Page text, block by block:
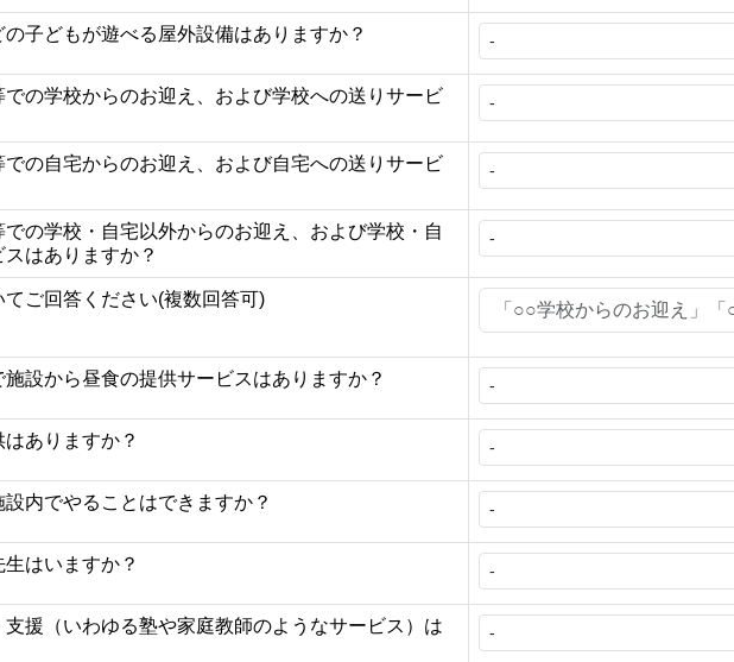
子どもが遊べる屋外設備はありますか？
の学校からのお迎え、および学校への送りサービ
の自宅からのお迎え、および自宅への送りサービ
の学校・自宅以外からのお迎え、および学校・自
はありますか？
ご回答ください(複数回答可)
設から昼食の提供サービスはありますか？
ありますか？
内でやることはできますか？
はいますか？
援（いわゆる塾や家庭教師のようなサービス）は